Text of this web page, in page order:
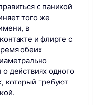
с паникой
того же
в
и флирте с
обеих
действиях одного
который требуют